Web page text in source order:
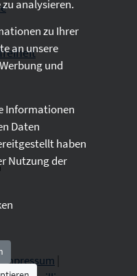
Impressum
analysieren.
zu Ihrer
an unsere
und
Informationen
Daten
haben
Nutzung der